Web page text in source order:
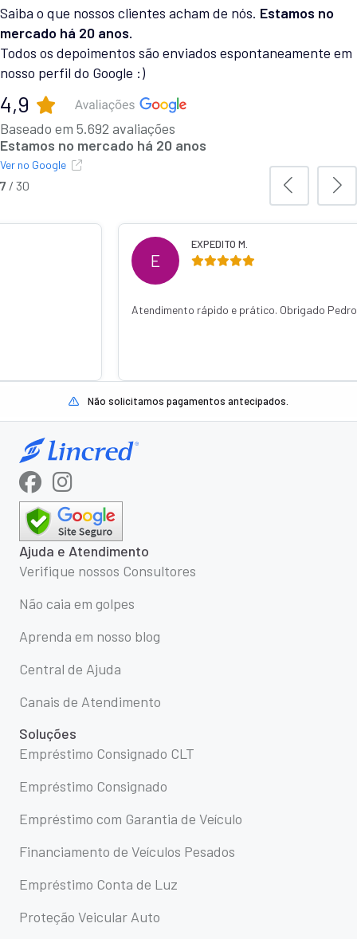
Saiba o que nossos clientes acham de nós. Estamos no
mercado há 20 anos.
Todos os depoimentos são enviados espontaneamente em
nosso perfil do Google :)
4,9
Baseado em 5.692 avaliações
Estamos no mercado há 20 anos
Ver no Google
E
EXPEDITO M.
Atendimento rápido e prático. Obrigado
7 / 30
Não solicitamos pagamentos antecipados.
Ajuda e Atendimento
Verifique nossos Consultores
Não caia em golpes
Aprenda em nosso blog
Central de Ajuda
Canais de Atendimento
Soluções
Empréstimo Consignado CLT
Empréstimo Consignado
Empréstimo com Garantia de Veículo
Financiamento de Veículos Pesados
Empréstimo Conta de Luz
Proteção Veicular Auto